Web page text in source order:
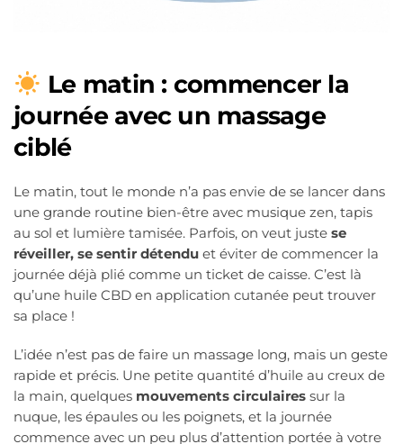
Le matin : commencer la
journée avec un massage
ciblé
Le matin, tout le monde n’a pas envie de se lancer dans
une grande routine bien-être avec musique zen, tapis
au sol et lumière tamisée. Parfois, on veut juste se
réveiller, se sentir détendu et éviter de commencer la
journée déjà plié comme un ticket de caisse. C’est là
qu’une huile CBD en application cutanée peut trouver
sa place !
L’idée n’est pas de faire un massage long, mais un geste
rapide et précis. Une petite quantité d’huile au creux de
la main, quelques mouvements circulaires sur la
nuque, les épaules ou les poignets, et la journée
commence avec un peu plus d’attention portée à votre